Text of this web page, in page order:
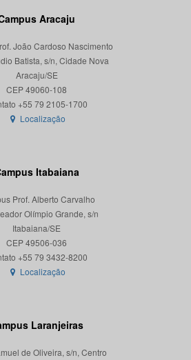
Aracaju
João Cardoso Nascimento
Batista, s/n, Cidade Nova
Aracaju/SE
CEP 49060-108
Localização
Itabaiana
Prof. Alberto Carvalho
Olímpio Grande, s/n
Itabaiana/SE
CEP 49506-036
Localização
Laranjeiras
de Oliveira, s/n, Centro